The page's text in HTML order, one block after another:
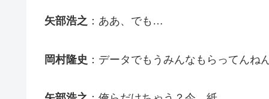
矢部浩之 ：ああ、でも…
岡村隆史 ：データでもうみんなもらってんね